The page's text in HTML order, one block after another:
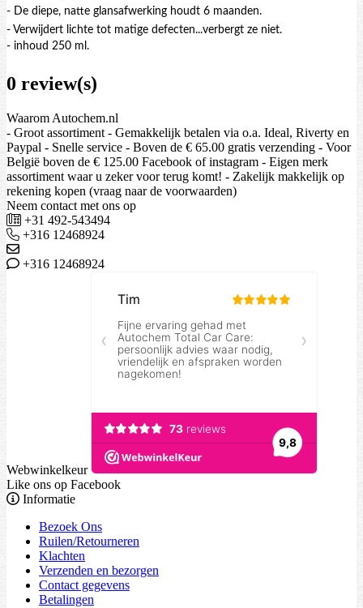
- De diepe, natte glansafwerking houdt 6 maanden.
- Verwijdert lichte tot matige defecten...verbergt ze niet.
- inhoud 250 ml.
0 review(s)
Waarom Autochem.nl
- Groot assortiment - Gemakkelijk betalen via o.a. Ideal, Riverty en
Paypal - Snelle service - Boven de € 65.00 gratis verzending - Voor
België boven de € 125.00 Facebook of instagram - Eigen merk
assortiment waar u zeker voor terug komt! - Zakelijk makkelijk op
rekening kopen (vraag naar de voorwaarden)
Neem contact met ons op
+31 492-543494
+316 12468924
+316 12468924
Webwinkelkeur
Like ons op Facebook
Informatie
Bezoek Ons
Ruilen/Retourneren
Klachten
Verzenden en bezorgen
Contact gegevens
Betalingen